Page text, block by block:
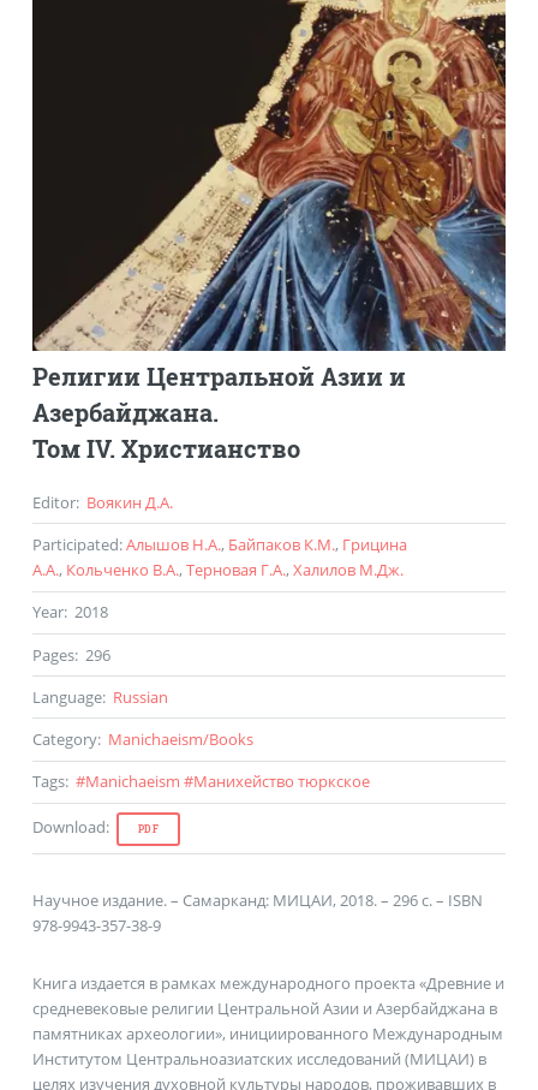
Религии Центральной Азии и
Азербайджана.
Том IV. Христианство
Editor: Воякин Д.А.
Participated:Алышов Н.А., Байпаков К.М., Грицина
А.А., Кольченко В.А., Терновая Г.А., Халилов М.Дж.
Year: 2018
Pages: 296
Language: Russian
Category: Manichaeism/Books
Tags: #Manichaeism #Манихейство тюркское
Download: PDF
Научное издание. – Самарканд: МИЦАИ, 2018. – 296 с. – ISBN
978-9943-357-38-9
Книга издается в рамках международного проекта «Древние и
средневековые религии Центральной Азии и Азербайджана в
памятниках археологии», инициированного Международным
Институтом Центральноазиатских исследований (МИЦАИ) в
целях изучения духовной культуры народов, проживавших в